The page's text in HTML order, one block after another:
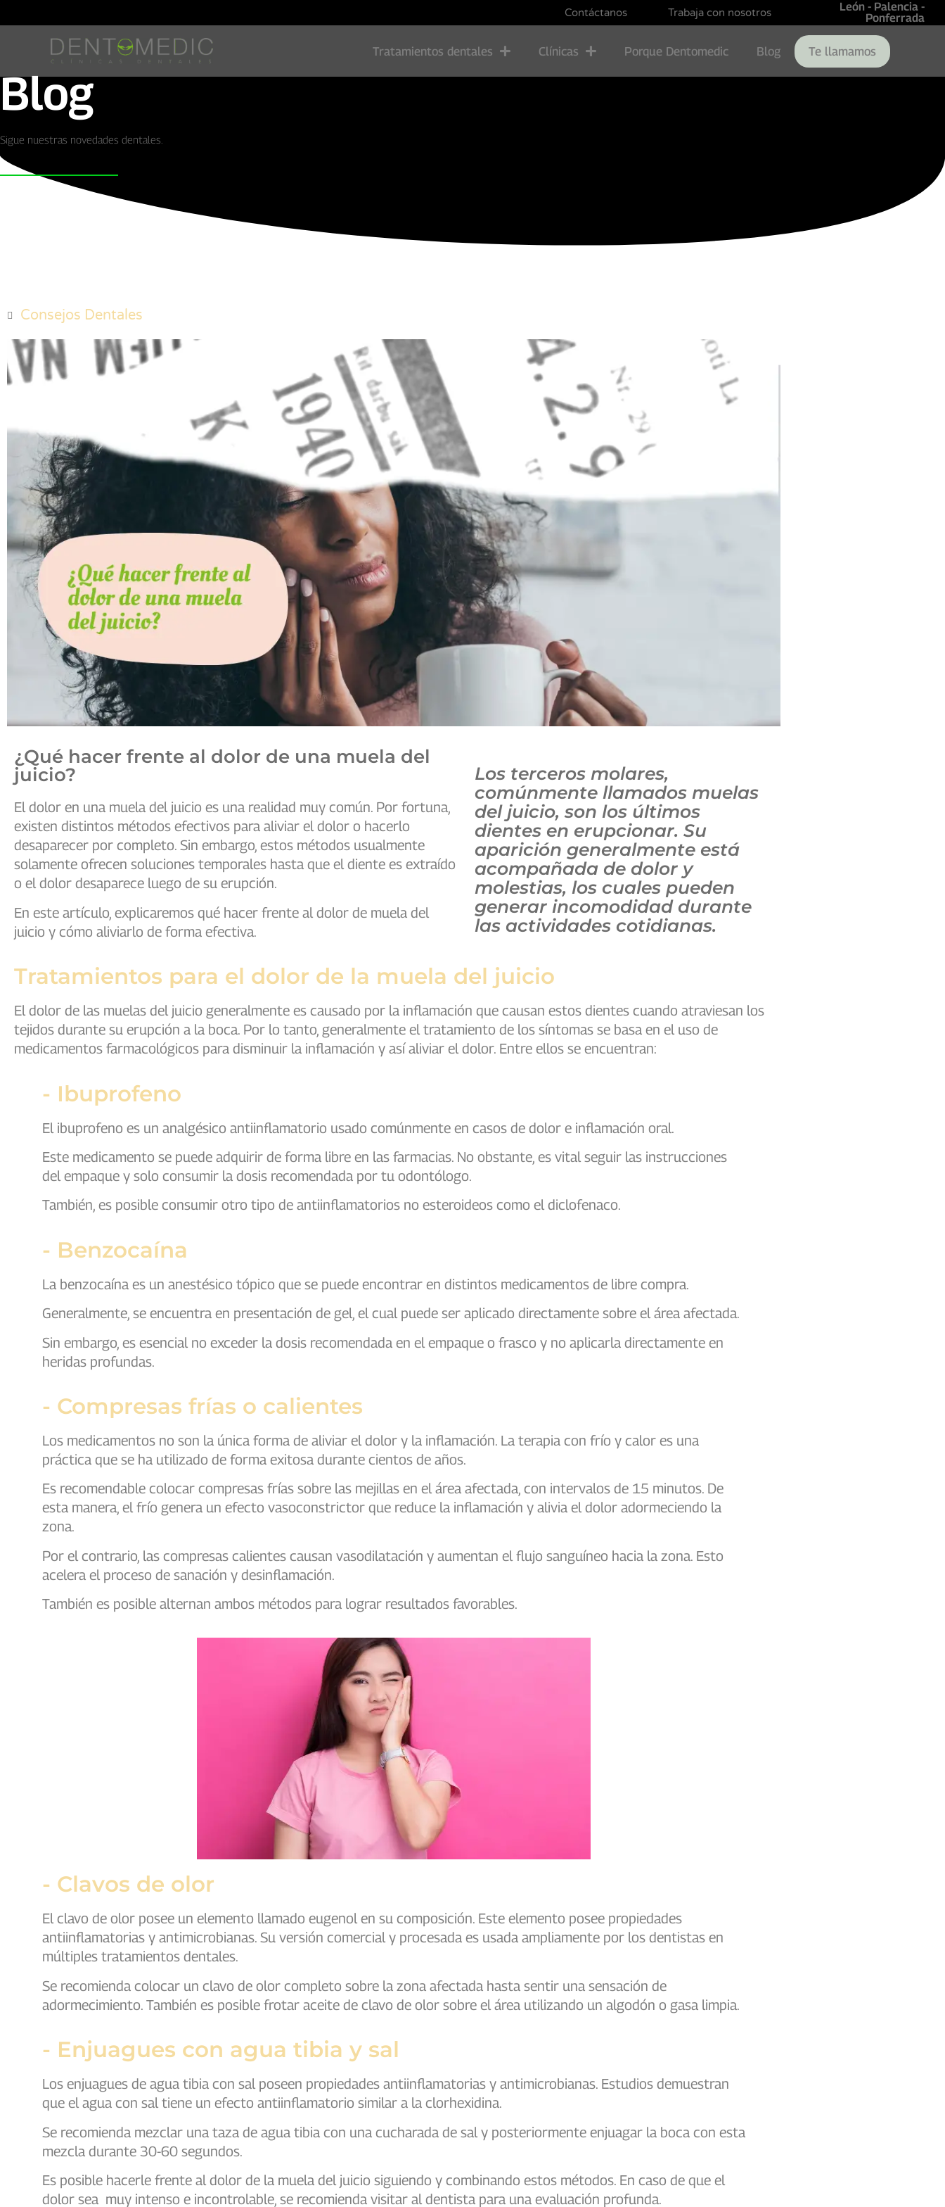
Contáctanos Trabaja con nosotros
León - Palencia -
Ponferrada
Tratamientos dentales Clínicas Porque Dentomedic Blog Te llamamos
Blog
Sigue nuestras novedades dentales.
Consejos Dentales
¿Qué hacer frente al dolor de una muela del
juicio?
El dolor en una muela del juicio es una realidad muy común. Por fortuna,
existen distintos métodos efectivos para aliviar el dolor o hacerlo
desaparecer por completo. Sin embargo, estos métodos usualmente
solamente ofrecen soluciones temporales hasta que el diente es extraído
o el dolor desaparece luego de su erupción.
En este artículo, explicaremos qué hacer frente al dolor de muela del
juicio y cómo aliviarlo de forma efectiva.
Los terceros molares,
comúnmente llamados muelas
del juicio, son los últimos
dientes en erupcionar. Su
aparición generalmente está
acompañada de dolor y
molestias, los cuales pueden
generar incomodidad durante
las actividades cotidianas.
Tratamientos para el dolor de la muela del juicio
El dolor de las muelas del juicio generalmente es causado por la inflamación que causan estos dientes cuando atraviesan los
tejidos durante su erupción a la boca. Por lo tanto, generalmente el tratamiento de los síntomas se basa en el uso de
medicamentos farmacológicos para disminuir la inflamación y así aliviar el dolor. Entre ellos se encuentran:
- Ibuprofeno
El ibuprofeno es un analgésico antiinflamatorio usado comúnmente en casos de dolor e inflamación oral.
Este medicamento se puede adquirir de forma libre en las farmacias. No obstante, es vital seguir las instrucciones
del empaque y solo consumir la dosis recomendada por tu odontólogo.
También, es posible consumir otro tipo de antiinflamatorios no esteroideos como el diclofenaco.
- Benzocaína
La benzocaína es un anestésico tópico que se puede encontrar en distintos medicamentos de libre compra.
Generalmente, se encuentra en presentación de gel, el cual puede ser aplicado directamente sobre el área afectada.
Sin embargo, es esencial no exceder la dosis recomendada en el empaque o frasco y no aplicarla directamente en
heridas profundas.
- Compresas frías o calientes
Los medicamentos no son la única forma de aliviar el dolor y la inflamación. La terapia con frío y calor es una
práctica que se ha utilizado de forma exitosa durante cientos de años.
Es recomendable colocar compresas frías sobre las mejillas en el área afectada, con intervalos de 15 minutos. De
esta manera, el frío genera un efecto vasoconstrictor que reduce la inflamación y alivia el dolor adormeciendo la
zona.
Por el contrario, las compresas calientes causan vasodilatación y aumentan el flujo sanguíneo hacia la zona. Esto
acelera el proceso de sanación y desinflamación.
También es posible alternan ambos métodos para lograr resultados favorables.
- Clavos de olor
El clavo de olor posee un elemento llamado eugenol en su composición. Este elemento posee propiedades
antiinflamatorias y antimicrobianas. Su versión comercial y procesada es usada ampliamente por los dentistas en
múltiples tratamientos dentales.
Se recomienda colocar un clavo de olor completo sobre la zona afectada hasta sentir una sensación de
adormecimiento. También es posible frotar aceite de clavo de olor sobre el área utilizando un algodón o gasa limpia.
- Enjuagues con agua tibia y sal
Los enjuagues de agua tibia con sal poseen propiedades antiinflamatorias y antimicrobianas. Estudios demuestran
que el agua con sal tiene un efecto antiinflamatorio similar a la clorhexidina.
Se recomienda mezclar una taza de agua tibia con una cucharada de sal y posteriormente enjuagar la boca con esta
mezcla durante 30-60 segundos.
Es posible hacerle frente al dolor de la muela del juicio siguiendo y combinando estos métodos. En caso de que el
dolor sea muy intenso e incontrolable, se recomienda visitar al dentista para una evaluación profunda.